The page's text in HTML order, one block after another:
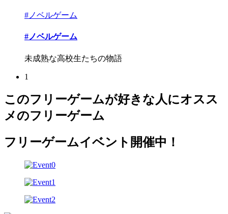
#ノベルゲーム
#ノベルゲーム
未成熟な高校生たちの物語
1
このフリーゲームが好きな人にオスス
メのフリーゲーム
フリーゲームイベント開催中！